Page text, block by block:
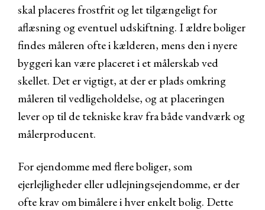
skal placeres frostfrit og let tilgængeligt for
aflæsning og eventuel udskiftning. I ældre boliger
findes måleren ofte i kælderen, mens den i nyere
byggeri kan være placeret i et målerskab ved
skellet. Det er vigtigt, at der er plads omkring
måleren til vedligeholdelse, og at placeringen
lever op til de tekniske krav fra både vandværk og
målerproducent.
For ejendomme med flere boliger, som
ejerlejligheder eller udlejningsejendomme, er der
ofte krav om bimålere i hver enkelt bolig. Dette